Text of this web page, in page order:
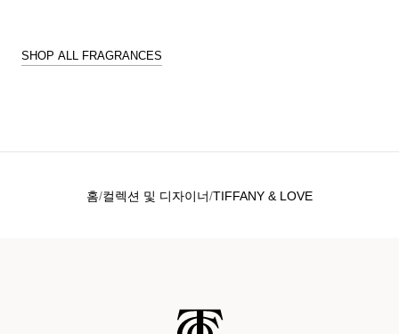
SHOP ALL FRAGRANCES
홈 컬렉션 및 디자이너 TIFFANY & LOVE